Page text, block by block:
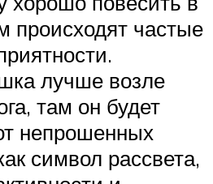
происходят частые
лучше возле
там он будет
непрошенных
символ рассвета,